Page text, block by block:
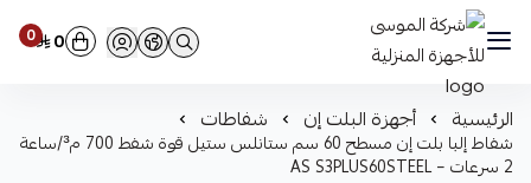
شركة الموسى للأجهزة المنزلية 0 0
الرئيسية أجهزة البلت إن شفاطات
شفاط إلبا بلت إن مسطح 60 سم ستانلس ستيل قوة شفط 700 م³/ساعة
2 سرعات – AS S3PLUS60STEEL